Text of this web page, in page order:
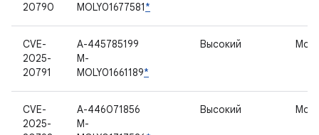
20790
MOLY01677581*
CVE-
2025-
20791
A-445785199
M-
MOLY01661189*
Высокий
CVE-
2025-
A-446071856
M-
Высокий